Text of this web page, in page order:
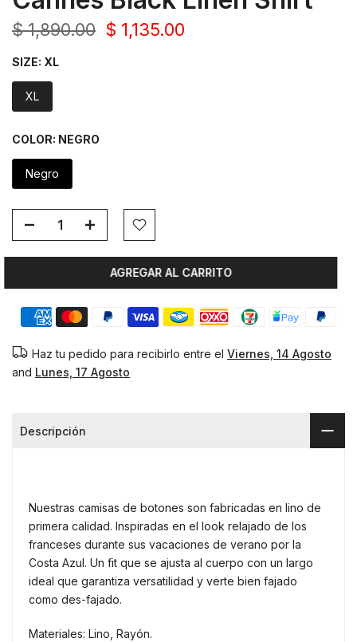
$ 1,890.00 $ 1,135.00
SIZE: XL
XL
COLOR: NEGRO
Negro
AGREGAR AL CARRITO
Haz tu pedido para recibirlo entre el Viernes, 14 Agosto
and Lunes, 17 Agosto
Descripción
Nuestras camisas de botones son fabricadas en lino de
primera calidad. Inspiradas en el look relajado de los
franceses durante sus vacaciones de verano por la
Costa Azul. Un fit que se ajusta al cuerpo con un largo
ideal que garantiza versatilidad y verte bien fajado
como des-fajado.
Materiales: Lino, Rayón.